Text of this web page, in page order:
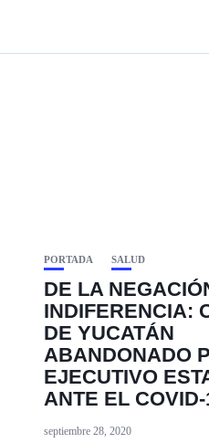
PORTADA SALUD
DE LA
INDIFERENCIA:
DE YUCATÁN
ABANDONADO
EJECUTIVO
ANTE EL COVID-
septiembre 28, 2020